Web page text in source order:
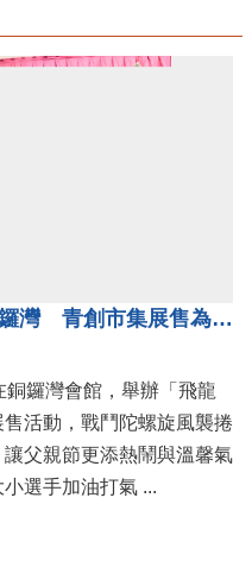
3對3戰鬥陀螺團體賽決戰銅鑼灣 青創市集展售為父親節增添繽紛
鑼灣會館，舉辦「飛龍
活動，戰鬥陀螺旋風襲捲
父親節更添熱鬧與溫馨氣
氛。縣長鍾東錦偕來賓到場為大小選手加油打氣 ...